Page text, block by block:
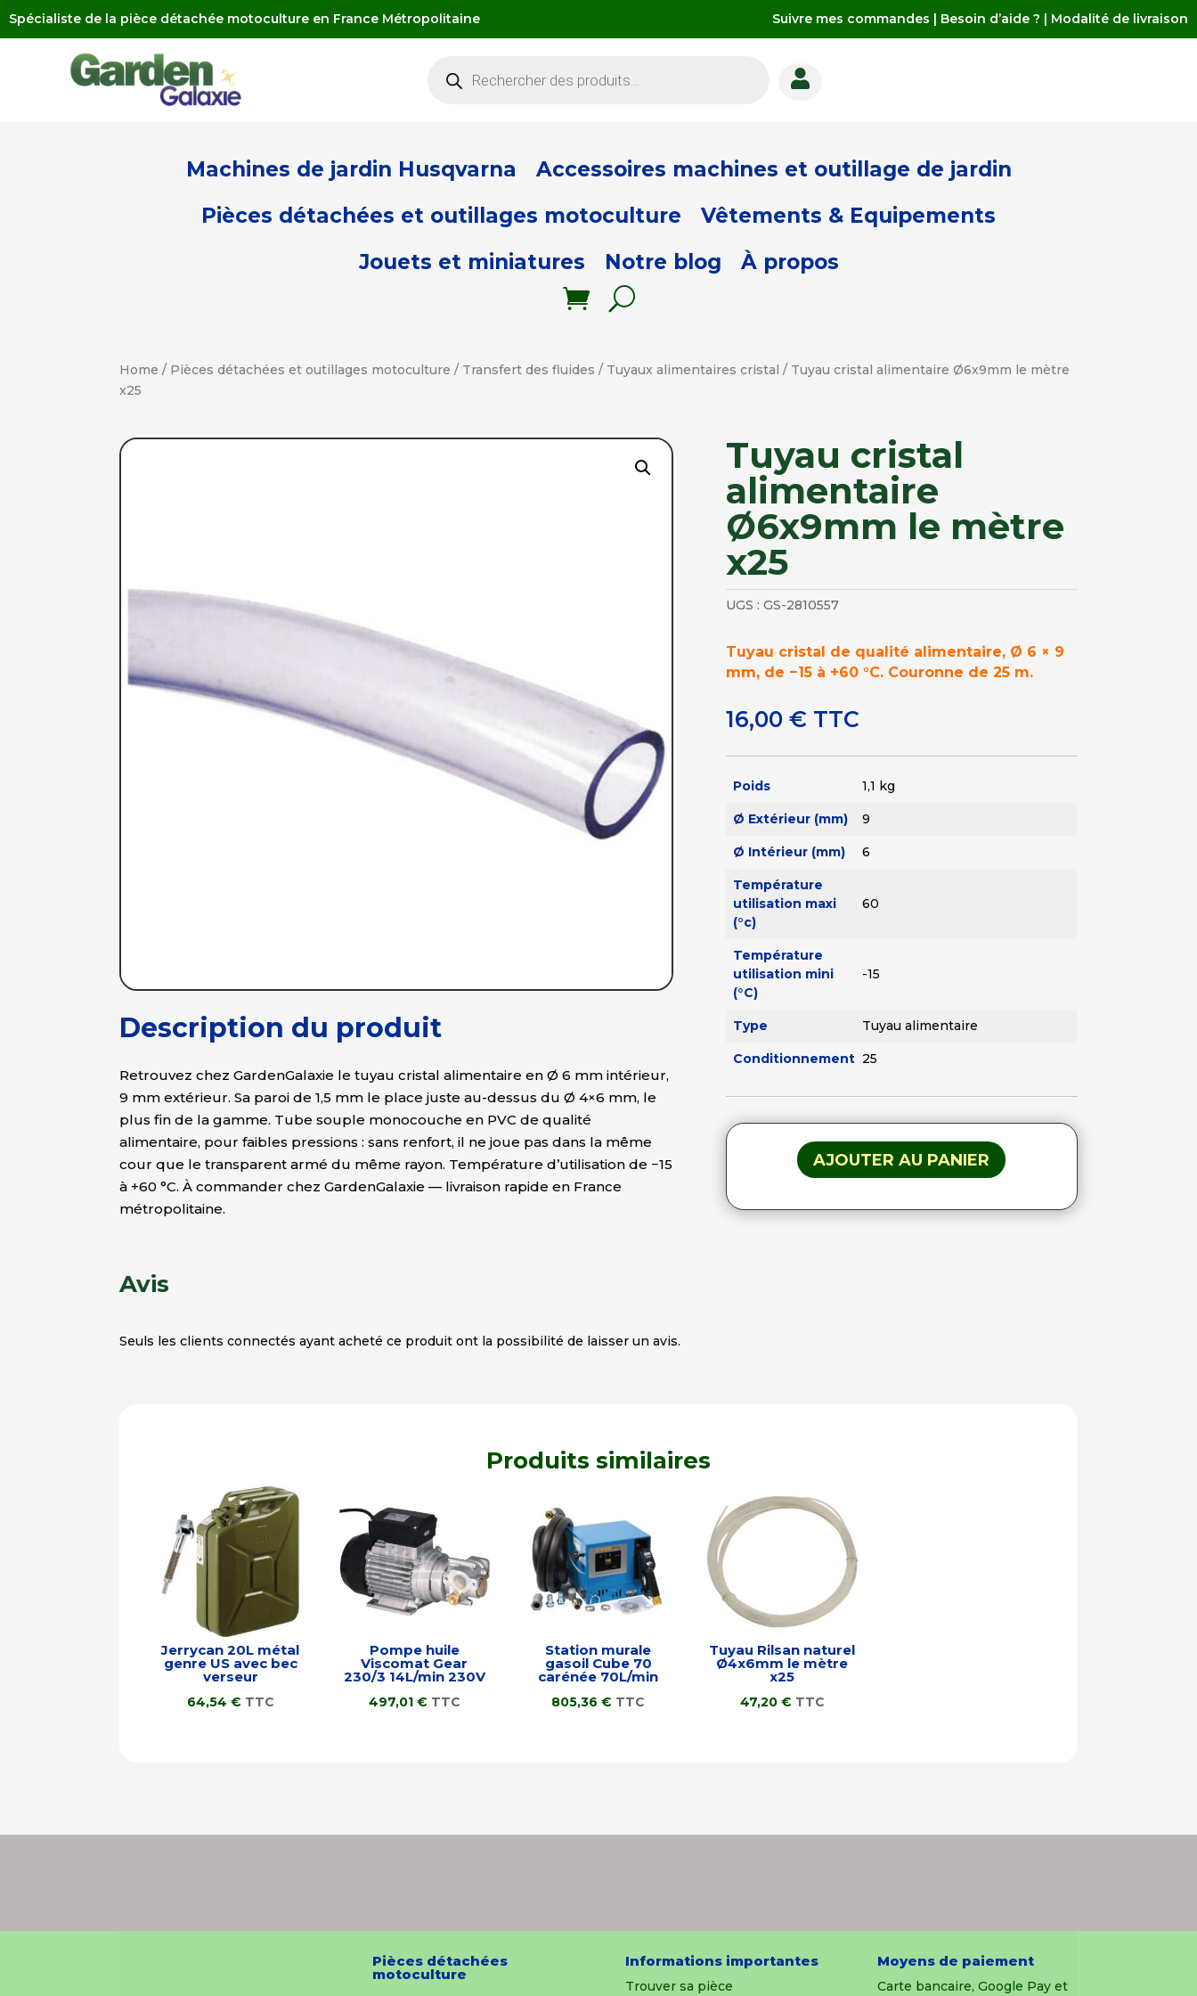
Spécialiste de la pièce détachée motoculture en France Métropolitaine Suivre mes commandes | Besoin d’aide ? | Modalité de livraison
produits 
Machines de jardin Husqvarna
Accessoires machines et outillage de jardin
Pièces détachées et outillages motoculture
Vêtements & Equipements
Jouets et miniatures
Notre blog À propos
Home / Pièces détachées et outillages motoculture / Transfert des fluides / Tuyaux alimentaires cristal / Tuyau cristal alimentaire Ø6x9mm le mètre
x25
Description du produit
Retrouvez chez GardenGalaxie le tuyau cristal alimentaire en Ø 6 mm intérieur,
9 mm extérieur. Sa paroi de 1,5 mm le place juste au-dessus du Ø 4×6 mm, le
plus fin de la gamme. Tube souple monocouche en PVC de qualité
alimentaire, pour faibles pressions : sans renfort, il ne joue pas dans la même
cour que le transparent armé du même rayon. Température d’utilisation de −15
à +60 °C. À commander chez GardenGalaxie — livraison rapide en France
métropolitaine.
Tuyau cristal
alimentaire
Ø6x9mm le mètre
x25
UGS : GS-2810557
Tuyau cristal de qualité alimentaire, Ø 6 × 9
mm, de −15 à +60 °C. Couronne de 25 m.
16,00 € TTC
Poids 1,1 kg
Ø Extérieur (mm) 9
Ø Intérieur (mm) 6
Température
utilisation maxi
(°c)
60
Température
utilisation mini
(°C)
-15
Type Tuyau alimentaire
Conditionnement 25
AJOUTER AU PANIER
Avis
Seuls les clients connectés ayant acheté ce produit ont la possibilité de laisser un avis.
Produits similaires
Jerrycan 20L métal
genre US avec bec
verseur
64,54 € TTC
Pompe huile
Viscomat Gear
230/3 14L/min 230V
497,01 € TTC
Station murale
gasoil Cube 70
carénée 70L/min
805,36€ TTC
Tuyau Rilsan naturel
Ø4x6mm le mètre
x25
47,20 € TTC
Pièces détachées
motoculture
Informations importantes
Trouver sa pièce
Moyens de paiement
Carte bancaire, Google Pay et